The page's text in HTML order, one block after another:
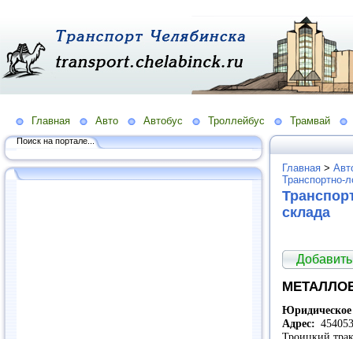
Главная Авто Автобус Троллейбус Трамвай
Поиск на портале...
Главная >
Транспортно-
склада
Юридическое
Адрес: